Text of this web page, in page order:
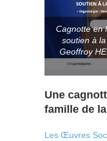
Cagnotte en
soutien à
Geoffroy
Une
famille de
Les Œuvres